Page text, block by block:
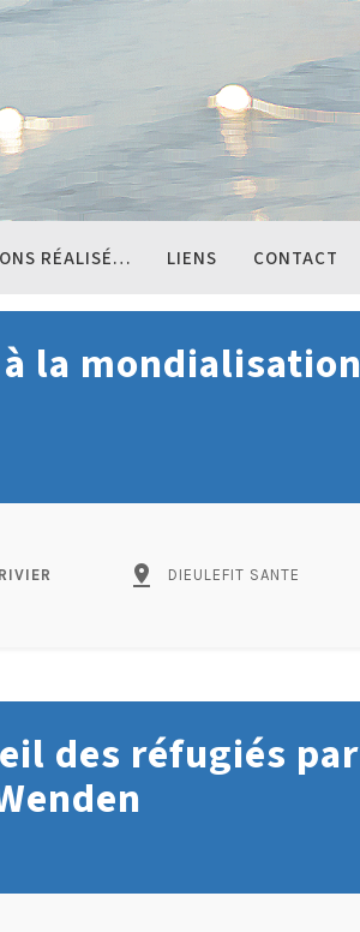
RÉALISÉ… LIENS CONTACT
la mondialisation
pin_drop DIEULEFIT SANTE
des réfugiés par